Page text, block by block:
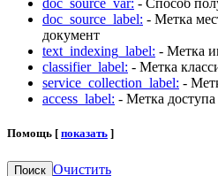
doc_source_var: - Способ
doc_source_label: - Метка
документ
text_indexing_label: - Метка
classifier_label: - Метка
service_collection_label: -
access_label: - Метка доступа
Помощь [ показать ]
Поиск Очистить